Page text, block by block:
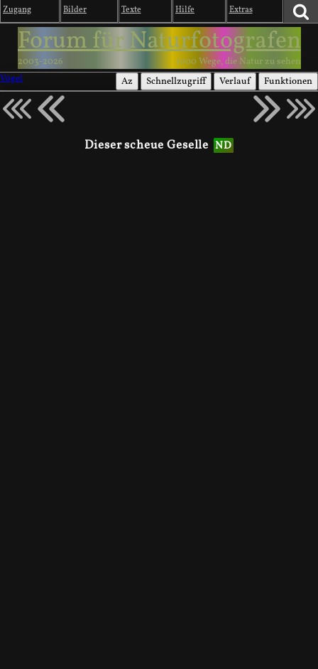
Zugang Bilder Texte Hilfe Extras
Forum für Naturfotografen
2003-2026
1000 Wege, die Natur zu sehen
Vögel
Az Schnellzugriff Verlauf Funktionen
Dieser scheue Geselle